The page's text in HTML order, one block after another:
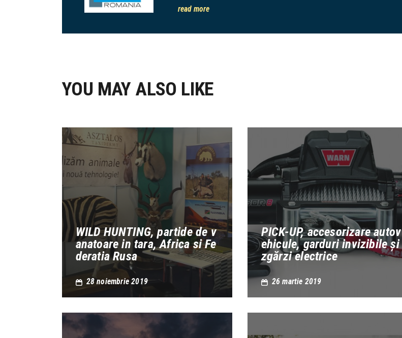
read more
YOU MAY ALSO LIKE
WILD HUNTING, partide de v
anatoare in tara, Africa si Fe
deratia Rusa
28 noiembrie 2019
PICK-UP, accesorizare autov
ehicule, garduri invizibile și
zgărzi electrice
26 martie 2019